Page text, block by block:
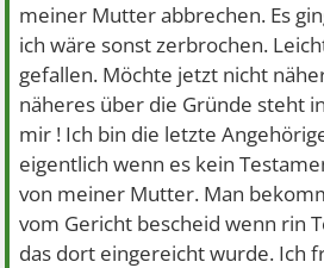
meiner Mutter abbrechen. Es
ich wäre sonst zerbrochen.
gefallen. Möchte jetzt nicht
näheres über die Gründe steht
mir ! Ich bin die letzte
eigentlich wenn es kein
von meiner Mutter. Man
vom Gericht bescheid wenn rin
das dort eingereicht wurde. Ich